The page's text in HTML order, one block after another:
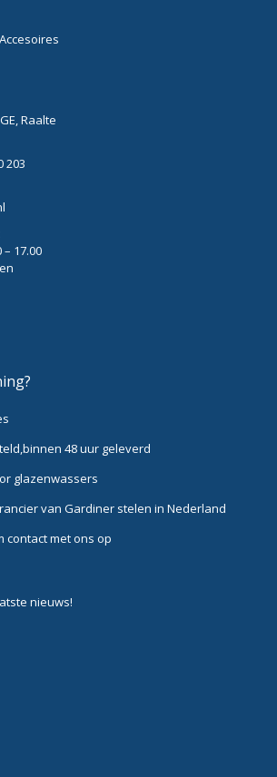
Raalte
203
– 17.00
48 uur geleverd
glazenwassers
van Gardiner stelen in Nederland
contact met ons op
nieuws!